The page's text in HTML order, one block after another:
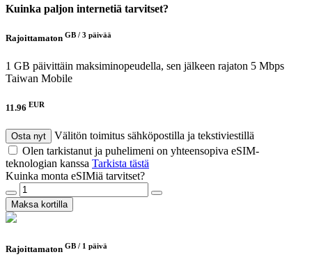
Kuinka paljon internetiä tarvitset?
Rajoittamaton GB / 3 päivää
1 GB päivittäin maksiminopeudella, sen jälkeen rajaton 5 Mbps
Taiwan Mobile
11.96 EUR
Osta nyt
Välitön toimitus sähköpostilla ja tekstiviestillä
Olen tarkistanut ja puhelimeni on yhteensopiva eSIM-
teknologian kanssa Tarkista tästä
Kuinka monta eSIMiä tarvitset?
Maksa kortilla
Rajoittamaton GB / 1 päivä